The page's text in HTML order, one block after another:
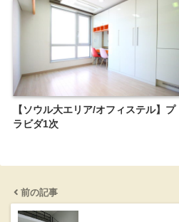
【ソウル大エリア/オフィステル】プ
ラビダ1次
前の記事